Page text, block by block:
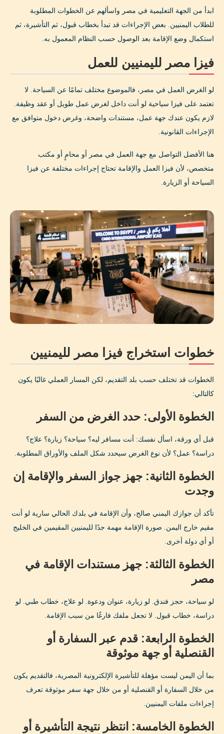
ابدأ من الجهة التعليمية في مصر واسألهم عن الخطوات المطلوبة
للطلاب اليمنيين. بعض الإجراءات قد تبدأ بخطاب قبول، ثم التأشيرة، ثم
استكمال وضع الإقامة بعد الوصول حسب النظام المعمول به.
فيزا مصر لليمنيين للعمل
لو الغرض العمل في مصر، فالموضوع مختلف تمامًا عن السياحة. لا
تعتمد على فيزا سياحية لو أنت داخل لغرض عمل طويل أو عقد وظيفة.
لازم يكون عندك جهة عمل، مستندات واضحة، وغرض دخول متوافق مع
الإجراءات القانونية.
هنا الأفضل التواصل مع جهة العمل في مصر أو محامٍ أو مكتب
متخصص، لأن فيزا العمل والإقامة تحتاج إجراءات مختلفة عن فيزا
السياحة أو الزيارة.
خطوات استخراج فيزا مصر لليمنيين
الخطوات قد تختلف حسب بلد التقديم، لكن المسار العملي غالبًا يكون
كالتالي:
الخطوة الأولى: حدد الغرض من السفر
قبل أي ورقة، اسأل نفسك: أنت مسافر ليه؟ سياحة؟ زيارة؟ علاج؟
دراسة؟ عمل؟ لأن نوع الغرض سيحدد شكل الملف والأوراق المطلوبة.
الخطوة الثانية: جهز جواز السفر والإقامة إن
وجدت
تأكد أن جوازك اليمني صالح، وأن الإقامة في بلدك الحالي سارية لو أنت
مقيم خارج اليمن. صورة الإقامة مهمة جدًا لليمنيين المقيمين في الخليج
أو أي دولة أخرى.
الخطوة الثالثة: جهز مستندات الإقامة في
مصر
لو سياحة، حجز فندق. لو زيارة، عنوان ودعوة. لو علاج، خطاب طبي. لو
دراسة، خطاب قبول. لا تجعل ملفك فارغًا من سبب الإقامة.
الخطوة الرابعة: قدم عبر السفارة أو
القنصلية أو جهة موثوقة
بما أن اليمن ليست مؤهلة للتأشيرة الإلكترونية المصرية، فالتقديم يكون
من خلال السفارة أو القنصلية أو من خلال جهة سفر موثوقة تعرف
إجراءات ملفات اليمنيين.
الخطوة الخامسة: انتظر نتيجة التأشيرة أو